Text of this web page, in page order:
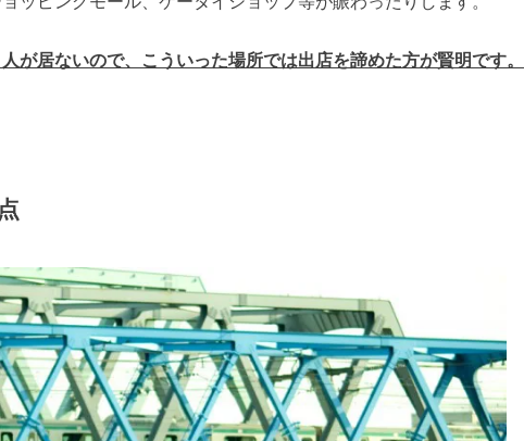
が居ないので、こういった場所では出店を諦めた方が賢明です。